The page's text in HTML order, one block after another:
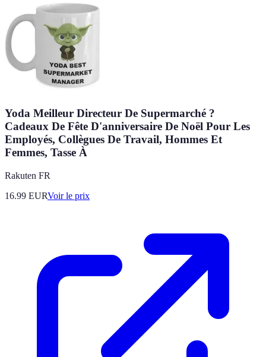
Yoda Meilleur Directeur De Supermarché ?
Cadeaux De Fête D'anniversaire De Noël Pour Les
Employés, Collègues De Travail, Hommes Et
Femmes, Tasse À
Rakuten FR
16.99 EURVoir le prix